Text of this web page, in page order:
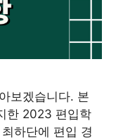
보겠습니다. 본
한 2023 편입학
하단에 편입 경